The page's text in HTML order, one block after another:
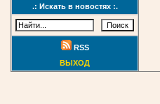
.: Искать в новостях :.
RSS
ВЫХОД